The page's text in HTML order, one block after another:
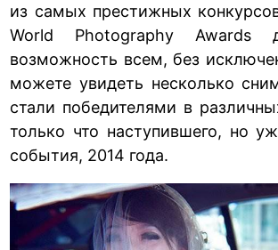
из самых престижных
World Photography Awards
возможность всем, без
можете увидеть несколько
стали победителями в
только что наступившего, но
события, 2014 года.